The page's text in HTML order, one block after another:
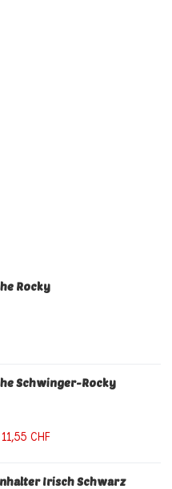
Rocky
Schwinger-Rocky
11,55 CHF
Irisch Schwarz